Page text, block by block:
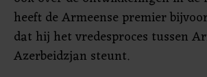
heeft de Armeense premier
dat hij het vredesproces tussen
Azerbeidzjan steunt.